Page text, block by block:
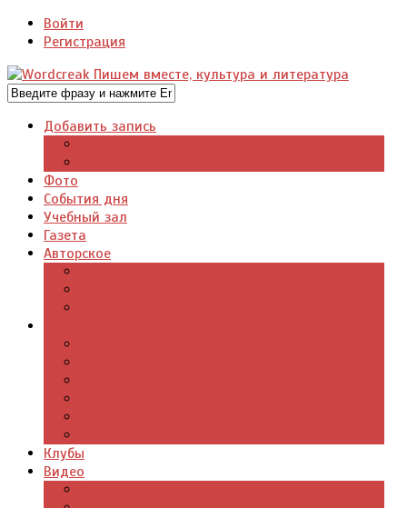
Войти
Регистрация
Добавить запись
Фото
События дня
Учебный зал
Газета
Авторское
Клубы
Видео